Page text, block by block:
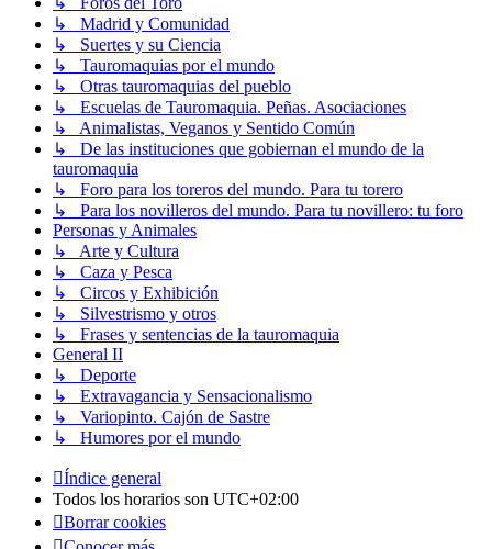
↳ Madrid y Comunidad
↳ Suertes y su Ciencia
↳ Tauromaquias por el mundo
↳ Otras tauromaquias del pueblo
↳ Escuelas de Tauromaquia. Peñas. Asociaciones
↳ Animalistas, Veganos y Sentido Común
↳ De las instituciones que gobiernan el mundo de la
tauromaquia
↳ Foro para los toreros del mundo. Para tu torero
↳ Para los novilleros del mundo. Para tu novillero: tu foro
Personas y Animales
↳ Arte y Cultura
↳ Caza y Pesca
↳ Circos y Exhibición
↳ Silvestrismo y otros
↳ Frases y sentencias de la tauromaquia
General II
↳ Deporte
↳ Extravagancia y Sensacionalismo
↳ Variopinto. Cajón de Sastre
↳ Humores por el mundo
Índice general
Todos los horarios son UTC+02:00
Borrar cookies